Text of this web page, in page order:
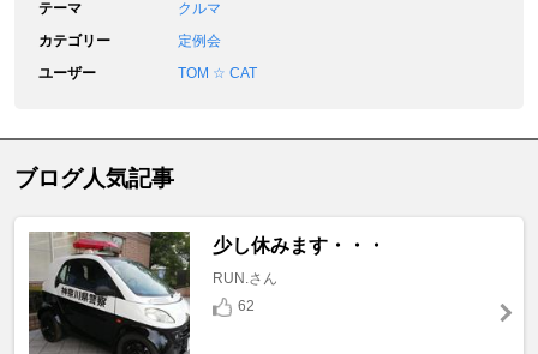
テーマ
クルマ
カテゴリー
定例会
ユーザー
TOM ☆ CAT
ブログ人気記事
少し休みます・・・
RUN.さん
62